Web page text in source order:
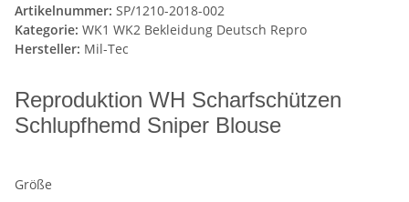
Artikelnummer: SP/1210-2018-002
Kategorie: WK1 WK2 Bekleidung Deutsch Repro
Hersteller: Mil-Tec
Reproduktion WH Scharfschützen
Schlupfhemd Sniper Blouse
Größe